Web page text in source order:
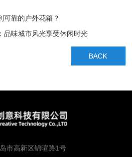
可靠的户外花箱？
品味城市风光享受休闲时光
BACK
市高新区锦暄路1号